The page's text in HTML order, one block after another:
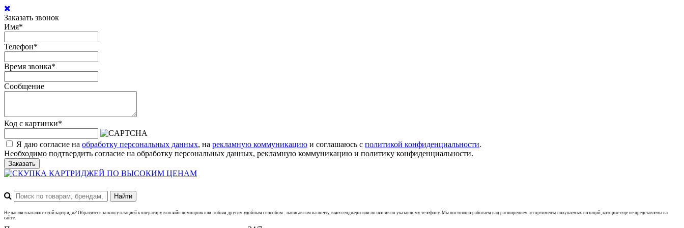
Заказать звонок
Имя*
Телефон*
Время звонка*
Сообщение
Код с картинки*
Я даю согласие на обработку персональных данных, на рекламную коммуникацию и соглашаюсь с политикой конфиденциальности.
Необходимо подтвердить согласие на обработку персональных данных, рекламную коммуникацию и политику конфиденциальности.
Заказать
Не нашли в каталоге свой картридж? Обратитесь за консультацией к оператору в онлайн помощник или любым другим удобным способом : написав нам на почту, в мессенджеры или позвонив по указанному телефону. Мы постоянно работаем над расширением ассортимента покупаемых позиций, которые еще не представлены на
сайте.